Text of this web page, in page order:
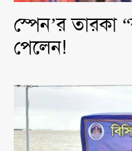
স্পেন’র তারকা
পেলেন!